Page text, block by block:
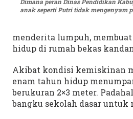
anak seperti Putri tidak mengenyam
menderita lumpuh,
hidup di rumah bekas
Akibat kondisi kemiskinan
enam tahun hidup
berukuran 2×3 meter.
bangku sekolah dasar untuk